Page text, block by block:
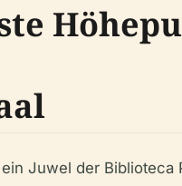
Juwel der